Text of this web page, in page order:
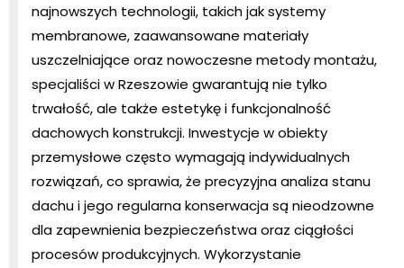
najnowszych technologii, takich jak systemy
membranowe, zaawansowane materiały
uszczelniające oraz nowoczesne metody montażu,
specjaliści w Rzeszowie gwarantują nie tylko
trwałość, ale także estetykę i funkcjonalność
dachowych konstrukcji. Inwestycje w obiekty
przemysłowe często wymagają indywidualnych
rozwiązań, co sprawia, że precyzyjna analiza stanu
dachu i jego regularna konserwacja są nieodzowne
dla zapewnienia bezpieczeństwa oraz ciągłości
procesów produkcyjnych. Wykorzystanie